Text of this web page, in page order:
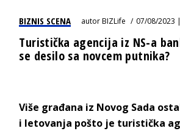
BIZNIS SCENA autorBIZLife 07/08/2023
Turistička agencija iz NS-a
se desilo sa novcem putnika?
Više građana iz Novog Sada
i letovanja pošto je turistička